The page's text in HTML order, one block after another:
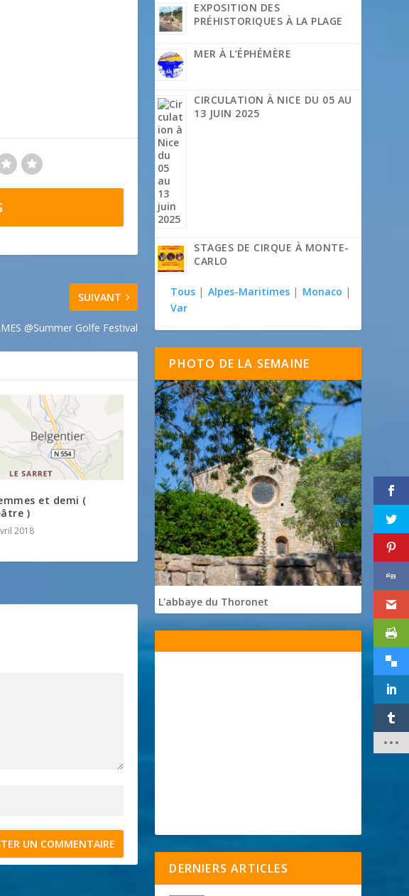
SUIVANT
@Summer Golfe Festival
et demi (
)
2018
EXPOSITION DES
PRÉHISTORIQUES À LA PLAGE
MER À L’ÉPHÉMÈRE
CIRCULATION À NICE DU 05 AU
13 JUIN 2025
STAGES DE CIRQUE À MONTE-
CARLO
Tous | Alpes-Maritimes | Monaco |
Var
PHOTO DE LA SEMAINE
L'abbaye du Thoronet
DERNIERS ARTICLES